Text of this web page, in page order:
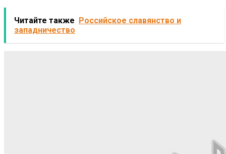
Читайте также Российское славянство и
западничество